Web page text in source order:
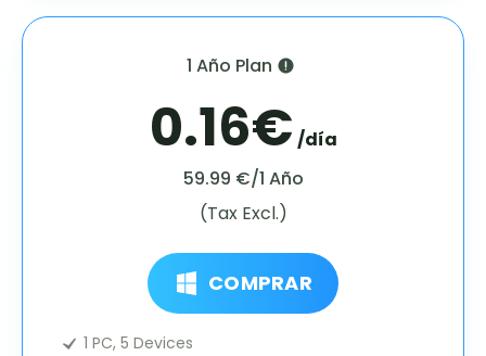
1 Año Plan
0.16€ /día
59.99 €/1 Año
(Tax Excl.)
COMPRAR
1 PC, 5 Devices